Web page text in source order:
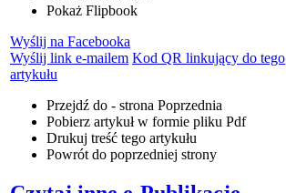
Pokaż Flipbook
Wyślij na Facebooka
Wyślij link e-mailem Kod QR linkujący do tego
artykułu
Przejdź do - strona Poprzednia
Pobierz artykuł w formie pliku Pdf
Drukuj treść tego artykułu
Powrót do poprzedniej strony